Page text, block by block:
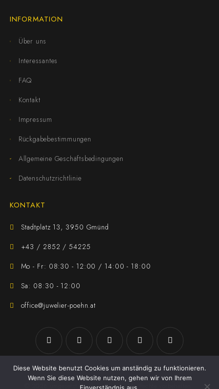
INFORMATION
Über uns
Interessantes
FAQ
Kontakt
Impressum
Rückgabebestimmungen
Allgemeine Geschäftsbedingungen
Datenschutzrichtlinie
KONTAKT
Stadtplatz 13, 3950 Gmünd
+43 / 2852 / 54225
Mo - Fr: 08:30 - 12:00 / 14:00 - 18:00
Sa: 08:30 - 12:00
office@juwelier-poehn.at
© 2026 umgesetzt durchJezek Jan. Alle Rechte vorbehalten
Diese Website benutzt Cookies um anständig zu funktionieren.
Wenn Sie diese Website nutzen, gehen wir von Ihrem